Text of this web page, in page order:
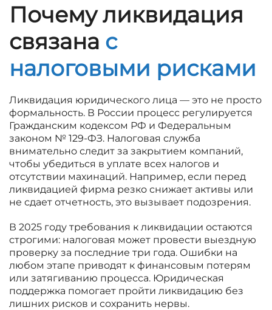
Почему ликвидация
связана с
налоговыми рисками
Ликвидация юридического лица — это не просто
формальность. В России процесс регулируется
Гражданским кодексом РФ и Федеральным
законом № 129-ФЗ. Налоговая служба
внимательно следит за закрытием компаний,
чтобы убедиться в уплате всех налогов и
отсутствии махинаций. Например, если перед
ликвидацией фирма резко снижает активы или
не сдает отчетность, это вызывает подозрения.
В 2025 году требования к ликвидации остаются
строгими: налоговая может провести выездную
проверку за последние три года. Ошибки на
любом этапе приводят к финансовым потерям
или затягиванию процесса. Юридическая
поддержка помогает пройти ликвидацию без
лишних рисков и сохранить нервы.